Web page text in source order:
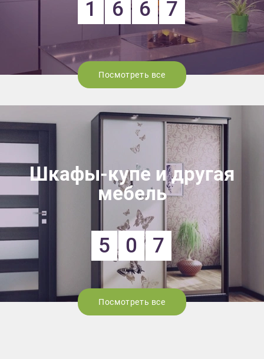
1 6 6 7
Посмотреть все
Шкафы-купе и другая
мебель
5 0 7
Посмотреть все